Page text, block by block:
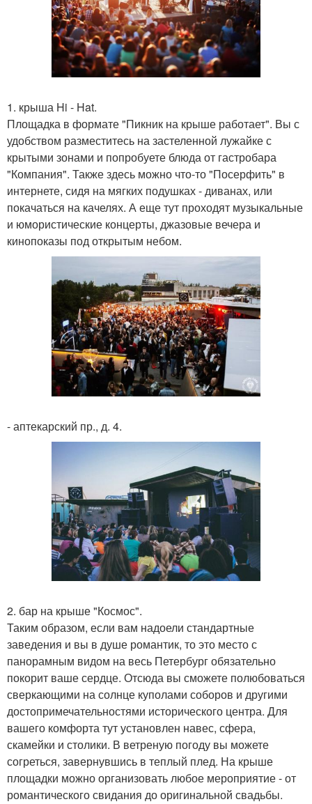
1. крыша Hi - Hat.
Площадка в формате "Пикник на крыше работает". Вы с
удобством разместитесь на застеленной лужайке с
крытыми зонами и попробуете блюда от гастробара
"Компания". Также здесь можно что-то "Посерфить" в
интернете, сидя на мягких подушках - диванах, или
покачаться на качелях. А еще тут проходят музыкальные
и юмористические концерты, джазовые вечера и
кинопоказы под открытым небом.
- аптекарский пр., д. 4.
2. бар на крыше "Космос".
Таким образом, если вам надоели стандартные
заведения и вы в душе романтик, то это место с
панорамным видом на весь Петербург обязательно
покорит ваше сердце. Отсюда вы сможете полюбоваться
сверкающими на солнце куполами соборов и другими
достопримечательностями исторического центра. Для
вашего комфорта тут установлен навес, сфера,
скамейки и столики. В ветреную погоду вы можете
согреться, завернувшись в теплый плед. На крыше
площадки можно организовать любое мероприятие - от
романтического свидания до оригинальной свадьбы.